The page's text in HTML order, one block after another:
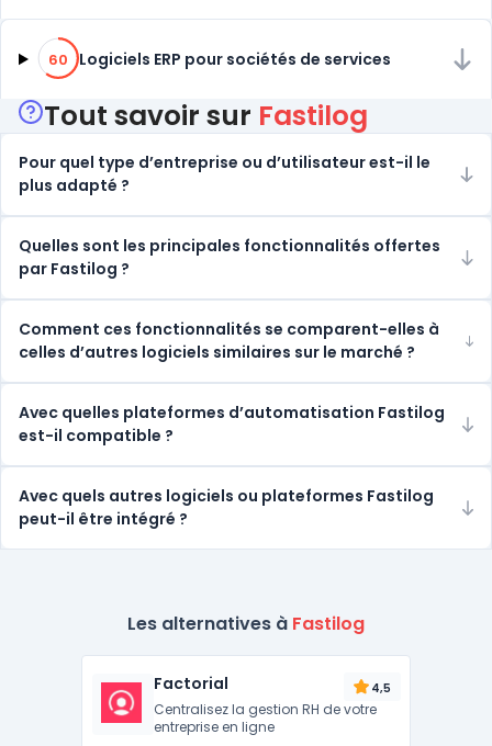
60% de compatibilité
60 Logiciels ERP pour sociétés de services
Tout savoir sur Fastilog
Pour quel type d’entreprise ou d’utilisateur est-il le
plus adapté ?
Quelles sont les principales fonctionnalités offertes
par Fastilog ?
Comment ces fonctionnalités se comparent-elles à
celles d’autres logiciels similaires sur le marché ?
Avec quelles plateformes d’automatisation Fastilog
est-il compatible ?
Avec quels autres logiciels ou plateformes Fastilog
peut-il être intégré ?
Les alternatives à Fastilog
Factorial 4,5
Centralisez la gestion RH de votre
entreprise en ligne